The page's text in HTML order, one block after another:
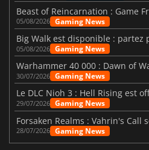
05/08/2026 Gaming News
05/08/2026 Gaming News
30/07/2026 Gaming News
29/07/2026 Gaming News
28/07/2026 Gaming News